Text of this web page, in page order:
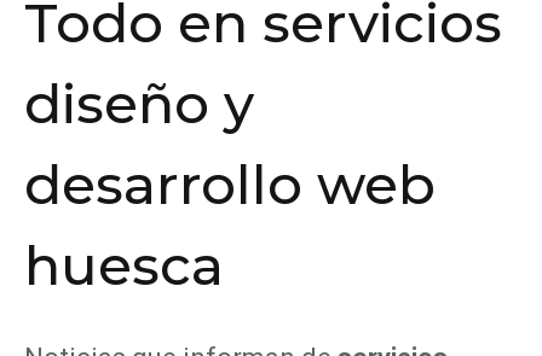
Todo en servicios
diseño y
desarrollo web
huesca